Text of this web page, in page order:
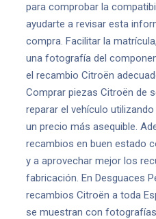
para comprobar la
ayudarte a revisar esta
compra. Facilitar la
una fotografía del
el recambio Citroën
Comprar piezas Citroën de
reparar el vehículo
un precio más asequible.
recambios en buen estado
y a aprovechar mejor los
fabricación. En Desguaces
recambios Citroën a toda
se muestran con